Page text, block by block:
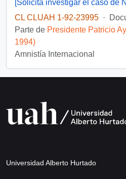
CL CLUAH 1-92-23995 ·
Parte de Presidente Patricio
1994)
Amnistía Internacional
Universidad Alberto Hurtado